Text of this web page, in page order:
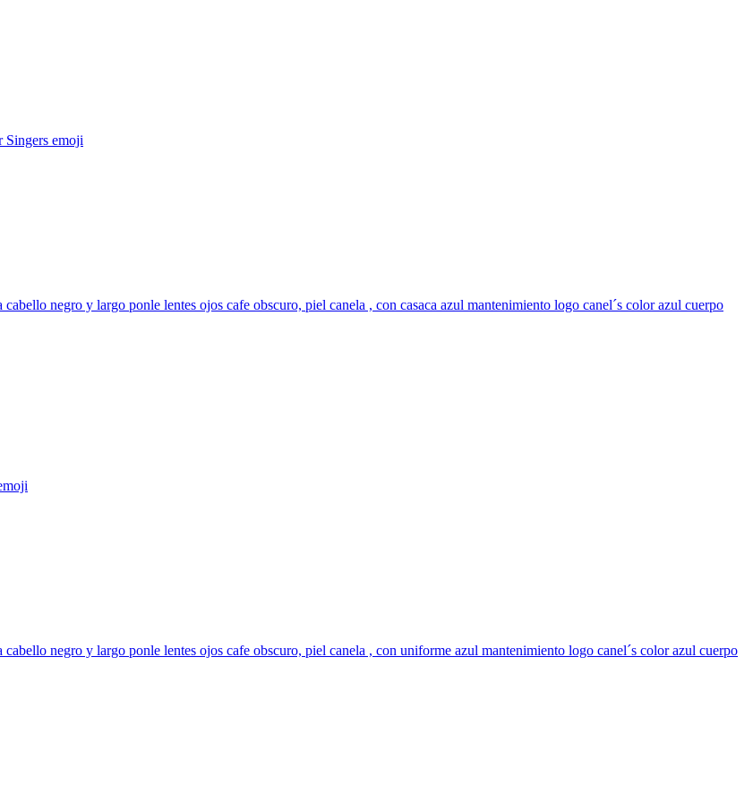
Singers emoji
cabello negro y largo ponle lentes ojos cafe obscuro, piel canela , con casaca azul mantenimiento logo canel´s color azul cuerpo
cabello negro y largo ponle lentes ojos cafe obscuro, piel canela , con uniforme azul mantenimiento logo canel´s color azul cuerpo